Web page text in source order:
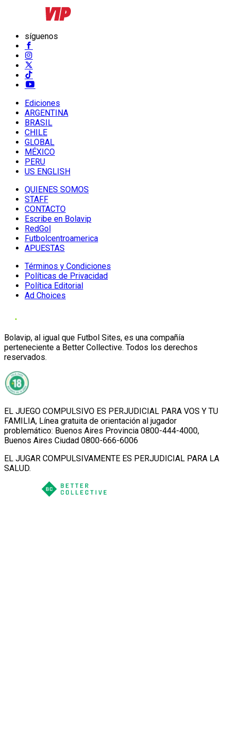
síguenos
Ediciones
ARGENTINA
BRASIL
CHILE
GLOBAL
MÉXICO
PERU
US ENGLISH
QUIENES SOMOS
STAFF
CONTACTO
Escribe en Bolavip
RedGol
Futbolcentroamerica
APUESTAS
Términos y Condiciones
Políticas de Privacidad
Política Editorial
Ad Choices
Bolavip, al igual que Futbol Sites, es una compañía
perteneciente a Better Collective. Todos los derechos
reservados.
EL JUEGO COMPULSIVO ES PERJUDICIAL PARA VOS Y TU
FAMILIA, Línea gratuita de orientación al jugador
problemático: Buenos Aires Provincia 0800-444-4000,
Buenos Aires Ciudad 0800-666-6006
EL JUGAR COMPULSIVAMENTE ES PERJUDICIAL PARA LA
SALUD.